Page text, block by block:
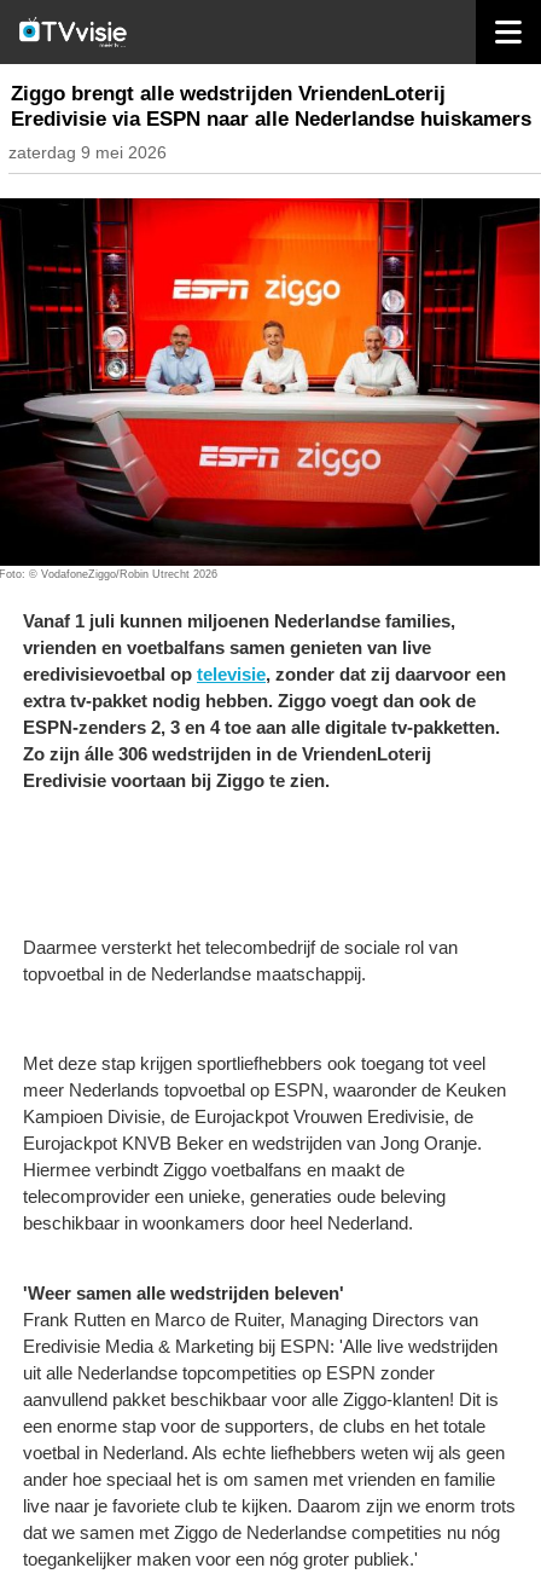
nieuws nederland
Ziggo brengt alle wedstrijden VriendenLoterij
Eredivisie via ESPN naar alle Nederlandse huiskamers
zaterdag 9 mei 2026
Foto: © VodafoneZiggo/Robin Utrecht 2026
Vanaf 1 juli kunnen miljoenen Nederlandse families,
vrienden en voetbalfans samen genieten van live
eredivisievoetbal op televisie, zonder dat zij daarvoor een
extra tv-pakket nodig hebben. Ziggo voegt dan ook de
ESPN-zenders 2, 3 en 4 toe aan alle digitale tv-pakketten.
Zo zijn álle 306 wedstrijden in de VriendenLoterij
Eredivisie voortaan bij Ziggo te zien.
Daarmee versterkt het telecombedrijf de sociale rol van
topvoetbal in de Nederlandse maatschappij.
Met deze stap krijgen sportliefhebbers ook toegang tot veel
meer Nederlands topvoetbal op ESPN, waaronder de Keuken
Kampioen Divisie, de Eurojackpot Vrouwen Eredivisie, de
Eurojackpot KNVB Beker en wedstrijden van Jong Oranje.
Hiermee verbindt Ziggo voetbalfans en maakt de
telecomprovider een unieke, generaties oude beleving
beschikbaar in woonkamers door heel Nederland.
'Weer samen alle wedstrijden beleven'
Frank Rutten en Marco de Ruiter, Managing Directors van
Eredivisie Media & Marketing bij ESPN: 'Alle live wedstrijden
uit alle Nederlandse topcompetities op ESPN zonder
aanvullend pakket beschikbaar voor alle Ziggo-klanten! Dit is
een enorme stap voor de supporters, de clubs en het totale
voetbal in Nederland. Als echte liefhebbers weten wij als geen
ander hoe speciaal het is om samen met vrienden en familie
live naar je favoriete club te kijken. Daarom zijn we enorm trots
dat we samen met Ziggo de Nederlandse competities nu nóg
toegankelijker maken voor een nóg groter publiek.'